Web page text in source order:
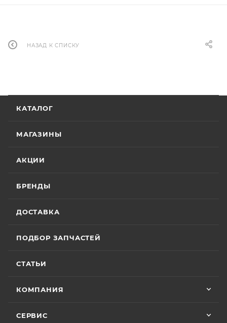
НАЗАД К СПИСКУ
КАТАЛОГ
МАГАЗИНЫ
АКЦИИ
БРЕНДЫ
ДОСТАВКА
ПОДБОР ЗАПЧАСТЕЙ
СТАТЬИ
КОМПАНИЯ
СЕРВИС